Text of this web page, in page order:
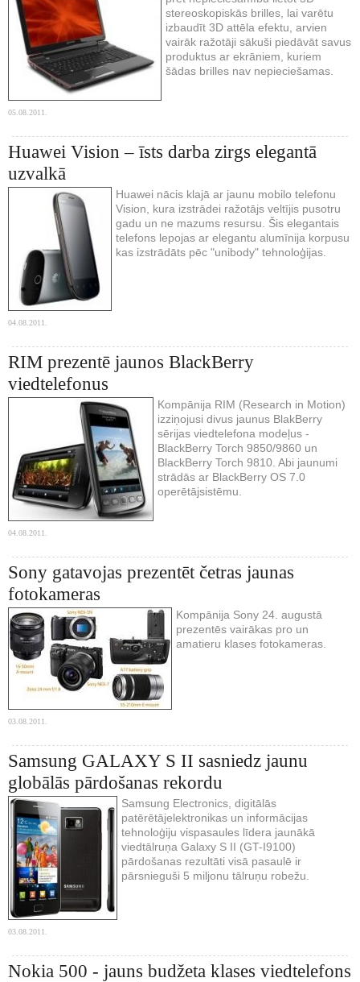
stereoskopiskās brilles, lai varētu
izbaudīt 3D attēla efektu, arvien
vairāk ražotāji sākuši piedāvāt savus
produktus ar ekrāniem, kuriem
šādas brilles nav nepieciešamas.
05.08.2011.
Huawei Vision – īsts darba zirgs elegantā
uzvalkā
Huawei nācis klajā ar jaunu mobilo telefonu
Vision, kura izstrādei ražotājs veltījis pusotru
gadu un ne mazums resursu. Šis elegantais
telefons lepojas ar elegantu alumīnija korpusu
kas izstrādāts pēc "unibody" tehnoloģijas.
04.08.2011.
RIM prezentē jaunos BlackBerry
viedtelefonus
Kompānija RIM (Research in Motion)
izziņojusi divus jaunus BlakBerry
sērijas viedtelefona modeļus -
BlackBerry Torch 9850/9860 un
BlackBerry Torch 9810. Abi jaunumi
strādās ar BlackBerry OS 7.0
operētājsistēmu.
04.08.2011.
Sony gatavojas prezentēt četras jaunas
fotokameras
Kompānija Sony 24. augustā
prezentēs vairākas pro un
amatieru klases fotokameras.
03.08.2011.
Samsung GALAXY S II sasniedz jaunu
globālās pārdošanas rekordu
Samsung Electronics, digitālās
patērētājelektronikas un informācijas
tehnoloģiju vispasaules līdera jaunākā
viedtālruņa Galaxy S II (GT-I9100)
pārdošanas rezultāti visā pasaulē ir
pārsnieguši 5 miljonu tālruņu robežu.
03.08.2011.
Nokia 500 - jauns budžeta klases viedtelefons